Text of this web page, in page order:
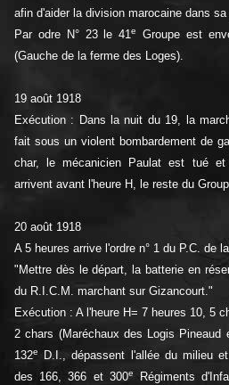
afin d'aider la division marocaine dans
Par odre N° 23 le 41e
Groupe est
(Gauche de la ferme des Loges).
19 août 1918
Exécution : Dans la nuit du 19, la
fait sous un violent bombardement de
char, le mécanicien Paulat est tué
arrivent avant l'heure H, le reste du
20 août 1918
A 5 heures arrive l'ordre n° 1 du P.C. de
"Mettre dès le départ, la batterie en
du R.I.C.M. marchant sur Gizancourt."
Exécution : A l'heure H= 7 heures 10, 5
2 chars (Maréchaux des Logis
132e
D.I., dépassent l'allée du milieu
des 166, 366 et 300e
Régiments